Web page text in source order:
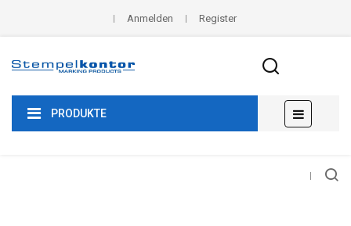
Anmelden Register
PRODUKTE
der
☰